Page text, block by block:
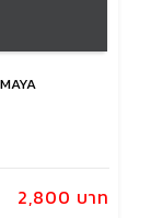
2,800 บาท